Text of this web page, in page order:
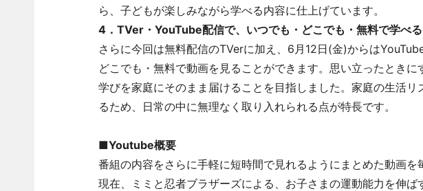
ら、子どもが楽しみながら学べる内容に仕上げています。
4．TVer・YouTube配信で、いつでも・どこでも・無料で学べる
さらに今回は無料配信のTVerに加え、6月12日(金)からは
どこでも・無料で動画を見ることができます。思い立ったとき
学びを家庭にそのまま届けることを目指しました。家庭の生活リ
るため、日常の中に無理なく取り入れられる点が特長です。
■Youtube概要
番組の内容をさらに手軽に短時間で見れるようにまとめた動画を
現在、ミミと忍者ブラザーズによる、お子さまの運動能力を伸